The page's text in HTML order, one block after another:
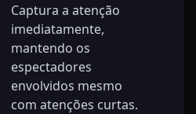
Captura a atenção
imediatamente,
mantendo os
espectadores
envolvidos mesmo
com atenções curtas.